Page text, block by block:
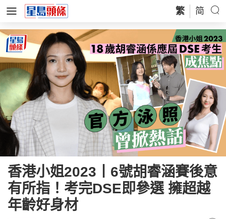
繁 简
香港小姐2023丨6號胡睿涵賽後意
有所指！考完DSE即參選 擁超越
年齡好身材